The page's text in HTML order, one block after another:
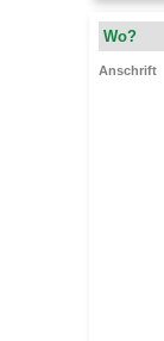
Wo?
Anschrift